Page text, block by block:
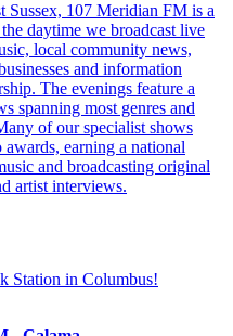
Sussex, 107 Meridian FM is a
daytime we broadcast live
local community news,
and information
The evenings feature a
spanning most genres and
of our specialist shows
earning a national
and broadcasting original
artist interviews.
Station in Columbus!